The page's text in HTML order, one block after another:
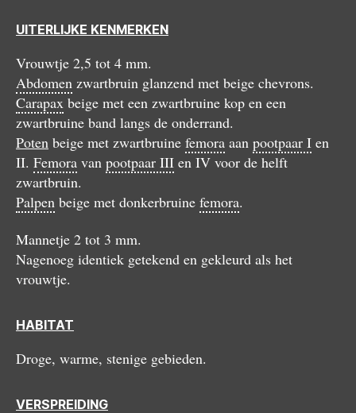
UITERLIJKE KENMERKEN
Vrouwtje 2,5 tot 4 mm.
Abdomen zwartbruin glanzend met beige chevrons.
Carapax beige met een zwartbruine kop en een
zwartbruine band langs de onderrand.
Poten beige met zwartbruine femora aan pootpaar I en
II. Femora van pootpaar III en IV voor de helft
zwartbruin.
Palpen beige met donkerbruine femora.
Mannetje 2 tot 3 mm.
Nagenoeg identiek getekend en gekleurd als het
vrouwtje.
HABITAT
Droge, warme, stenige gebieden.
VERSPREIDING